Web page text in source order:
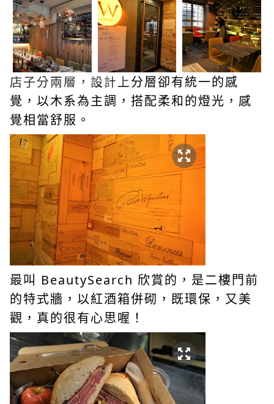
店子分兩層，設計上 分層卻有統一的感
覺，以木系為主調，搭配柔和的燈光，感
覺相當舒服。
最叫 BeautySearch 欣賞的，是二樓門前
的特式牆，以紅酒箱併砌，既環保，又美
觀，真的很有心思喔！